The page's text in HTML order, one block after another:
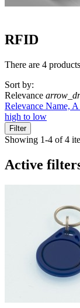
RFID
There are 4
Sort by:
Relevance
Relevance Name,
high to low
Filter
Showing 1-4 of 4
Active